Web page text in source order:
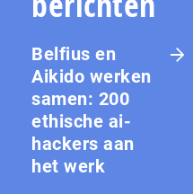
Belfius en
Aikido werken
samen: 200
ethische ai-
hackers aan
het werk